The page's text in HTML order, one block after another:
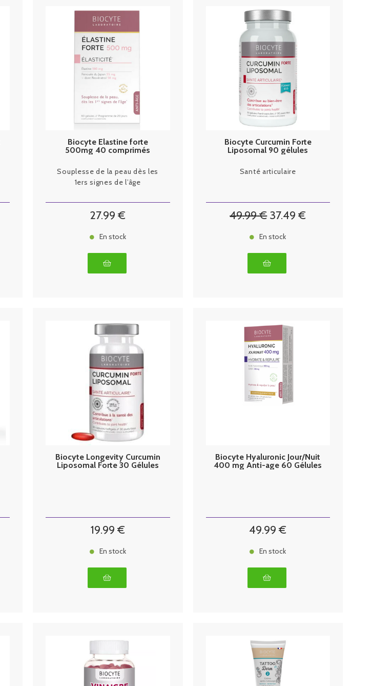
Biocyte Elastine forte
500mg 40 comprimés
Souplesse de la peau dès les
1ers signes de l’âge
27.99 €
En stock
Biocyte Curcumin Forte
Liposomal 90 gélules
Santé articulaire
49.99€ 37.49 €
En stock
Biocyte Longevity Curcumin
Liposomal Forte 30 Gélules
19.99 €
En stock
Biocyte Hyaluronic Jour/Nuit
400 mg Anti-age 60 Gélules
49.99 €
En stock